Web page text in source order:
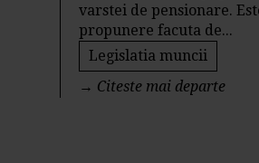
varstei de pensionare.
propunere facuta de...
Legislatia muncii
→ Citeste mai departe